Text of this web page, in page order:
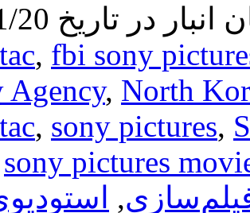
تاریخ 15/01/20 در
, fbi sony
Agency, North
, sony pictures,
sony pictures
,